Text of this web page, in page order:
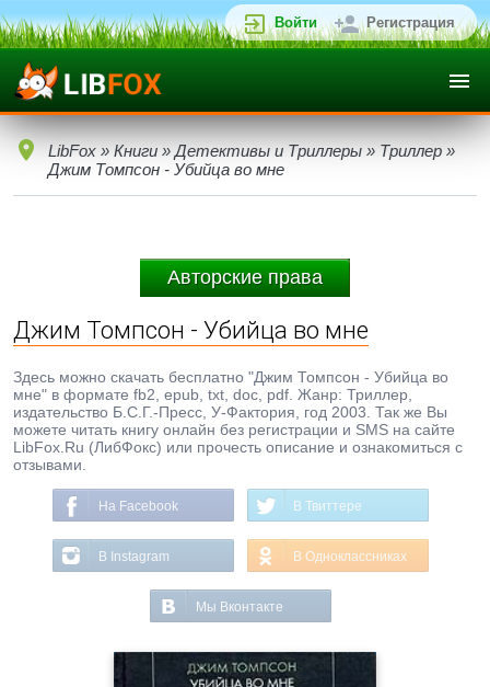
Войти Регистрация
LibFox » Книги » Детективы и Триллеры » Триллер »
Джим Томпсон - Убийца во мне
Авторские права
Джим Томпсон - Убийца во мне
Здесь можно скачать бесплатно "Джим Томпсон - Убийца во
мне" в формате fb2, epub, txt, doc, pdf. Жанр: Триллер,
издательство Б.С.Г.-Пресс, У-Фактория, год 2003. Так же Вы
можете читать книгу онлайн без регистрации и SMS на сайте
LibFox.Ru (ЛибФокс) или прочесть описание и ознакомиться с
отзывами.
На Facebook В Твиттере
В Instagram В Одноклассниках
Мы Вконтакте